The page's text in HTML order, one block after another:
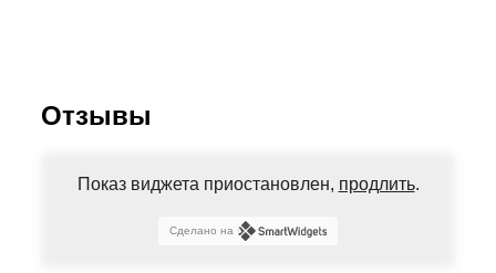
Отзывы
Показ виджета приостановлен, продлить.
Сделано на